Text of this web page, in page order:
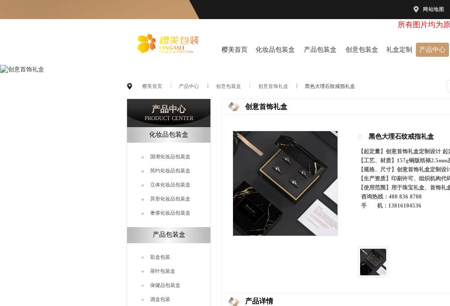
网站地图
所有图片均为
化
盒定制,创意包装盒设计,包
樱美首页 化妆品包装盒 产品包装盒 创意包装盒 礼盒定制 产品中心
樱美首页 产品中心 创意包装盒 创意首饰礼盒 黑色大理石纹戒指礼盒
产品中心
PRODUCT CENTER
化妆品包装盒
国潮化妆品包装盒
简约化妆品包装盒
立体化妆品包装盒
异形化妆品包装盒
奢侈化妆品包装盒
产品包装盒
彩盒包装
茶叶包装盒
保健品包装盒
酒盒包装
创意首饰礼盒
黑色大理石纹戒指礼盒
【起定量】创意首饰礼盒定制设计
【工艺、材质】157g铜版纸裱
【规格、尺寸】创意首饰礼盒定制设
【生产资质】印刷许可、组织机构代
【使用范围】用于珠宝礼盒、首饰礼
咨询热线：400 836 8708
手 机：13816104536
产品详情